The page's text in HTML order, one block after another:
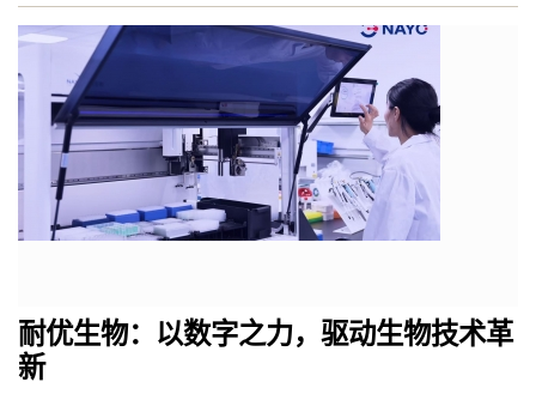
耐优生物：以数字之力，驱动生物技术革
新